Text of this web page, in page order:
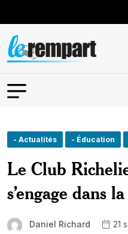
- Actualités - Éducation
Le Club
s’engage dans
Daniel Richard
21